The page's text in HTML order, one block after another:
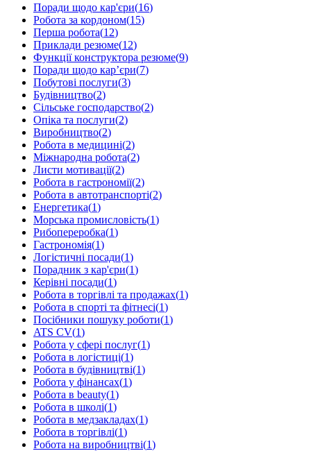
Поради щодо кар'єри(16)
Робота за кордоном(15)
Перша робота(12)
Приклади резюме(12)
Функції конструктора резюме(9)
Поради щодо кар’єри(7)
Побутові послуги(3)
Будівництво(2)
Сільське господарство(2)
Опіка та послуги(2)
Виробництво(2)
Робота в медицині(2)
Міжнародна робота(2)
Листи мотивації(2)
Робота в гастрономії(2)
Робота в автотранспорті(2)
Енергетика(1)
Морська промисловість(1)
Рибопереробка(1)
Гастрономія(1)
Логістичні посади(1)
Порадник з кар'єри(1)
Керівні посади(1)
Робота в торгівлі та продажах(1)
Робота в спорті та фітнесі(1)
Посібники пошуку роботи(1)
ATS CV(1)
Робота у сфері послуг(1)
Робота в логістиці(1)
Робота в будівництві(1)
Робота у фінансах(1)
Робота в beauty(1)
Робота в школі(1)
Робота в медзакладах(1)
Робота в торгівлі(1)
Робота на виробництві(1)